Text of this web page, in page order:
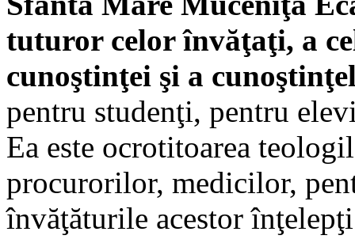
tuturor celor învăţaţi, a
cunoştinţei şi a
pentru studenţi, pentru
Ea este ocrotitoarea
procurorilor, medicilor,
învăţăturile acestor